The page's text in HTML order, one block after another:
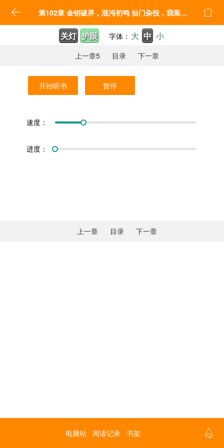
 第102章 金钥破界，混沌初鸣 仙门杂役，我装怂三百年 
关灯 护眼 字体： 大 中 小
上一章5 目录 下一章
开始听书 暂停
速度：
进度：
上一章 目录 下一章
电脑站 阅读记录 书架 